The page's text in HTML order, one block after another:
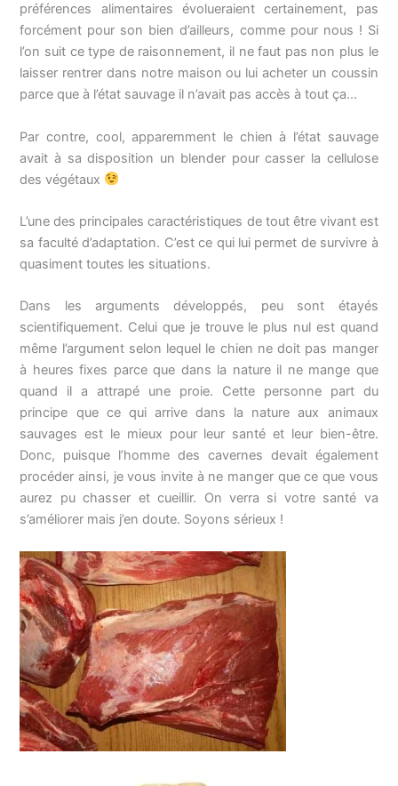
préférences alimentaires évolueraient certainement, pas
forcément pour son bien d’ailleurs, comme pour nous ! Si
l’on suit ce type de raisonnement, il ne faut pas non plus le
laisser rentrer dans notre maison ou lui acheter un coussin
parce que à l’état sauvage il n’avait pas accès à tout ça…
Par contre, cool, apparemment le chien à l’état sauvage
avait à sa disposition un blender pour casser la cellulose
des végétaux
L’une des principales caractéristiques de tout être vivant est
sa faculté d’adaptation. C’est ce qui lui permet de survivre à
quasiment toutes les situations.
Dans les arguments développés, peu sont étayés
scientifiquement. Celui que je trouve le plus nul est quand
même l’argument selon lequel le chien ne doit pas manger
à heures fixes parce que dans la nature il ne mange que
quand il a attrapé une proie. Cette personne part du
principe que ce qui arrive dans la nature aux animaux
sauvages est le mieux pour leur santé et leur bien-être.
Donc, puisque l’homme des cavernes devait également
procéder ainsi, je vous invite à ne manger que ce que vous
aurez pu chasser et cueillir. On verra si votre santé va
s’améliorer mais j’en doute. Soyons sérieux !